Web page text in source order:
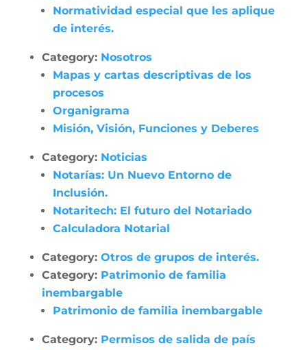
Normatividad especial que les aplique
de interés.
Category: Nosotros
Mapas y cartas descriptivas de los
procesos
Organigrama
Misión, Visión, Funciones y Deberes
Category: Noticias
Notarías: Un Nuevo Entorno de
Inclusión.
Notaritech: El futuro del Notariado
Calculadora Notarial
Category: Otros de grupos de interés.
Category: Patrimonio de familia
inembargable
Patrimonio de familia inembargable
Category: Permisos de salida de país